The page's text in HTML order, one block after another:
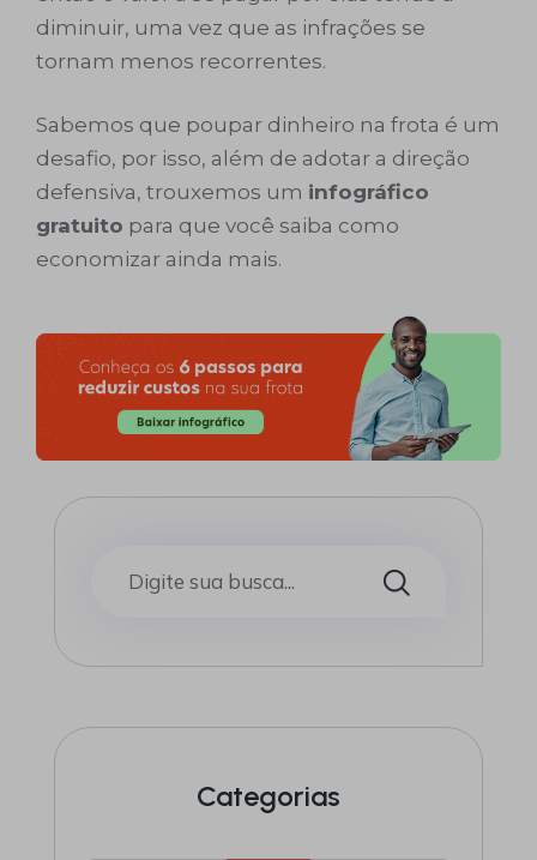
diminuir, uma vez que as infrações se
tornam menos recorrentes.
Sabemos que poupar dinheiro na frota é um
desafio, por isso, além de adotar a direção
defensiva, trouxemos um infográfico
gratuito para que você saiba como
economizar ainda mais.
Categorias